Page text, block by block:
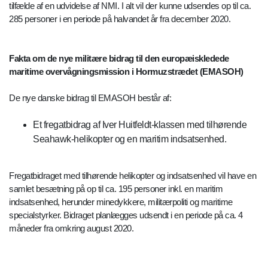
tilfælde af en udvidelse af NMI. I alt vil der kunne udsendes op til ca.
285 personer i en periode på halvandet år fra december 2020.
Fakta om de nye militære bidrag til den europæiskledede
maritime overvågningsmission i Hormuzstrædet (EMASOH)
De nye danske bidrag til EMASOH består af:
Et fregatbidrag af Iver Huitfeldt-klassen med tilhørende
Seahawk-helikopter og en maritim indsatsenhed.
Fregatbidraget med tilhørende helikopter og indsatsenhed vil have en
samlet besætning på op til ca. 195 personer inkl. en maritim
indsatsenhed, herunder minedykkere, militærpoliti og maritime
specialstyrker. Bidraget planlægges udsendt i en periode på ca. 4
måneder fra omkring august 2020.